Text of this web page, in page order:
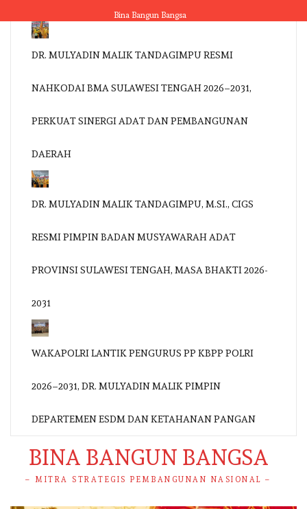
to
content
Bina Bangun Bangsa
DR. MULYADIN MALIK TANDAGIMPU RESMI
NAHKODAI BMA SULAWESI TENGAH 2026–2031,
PERKUAT SINERGI ADAT DAN PEMBANGUNAN
DAERAH
DR. MULYADIN MALIK TANDAGIMPU, M.SI., CIGS
RESMI PIMPIN BADAN MUSYAWARAH ADAT
PROVINSI SULAWESI TENGAH, MASA BHAKTI 2026-
2031
WAKAPOLRI LANTIK PENGURUS PP KBPP POLRI
2026–2031, DR. MULYADIN MALIK PIMPIN
DEPARTEMEN ESDM DAN KETAHANAN PANGAN
BINA BANGUN BANGSA
– MITRA STRATEGIS PEMBANGUNAN NASIONAL –